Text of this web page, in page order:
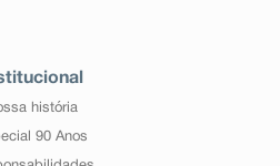
história
90 Anos